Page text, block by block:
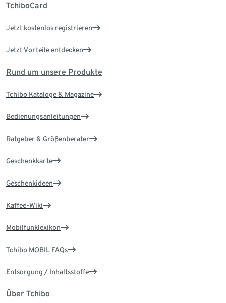
TchiboCard
Jetzt kostenlos registrieren
Jetzt Vorteile entdecken
Rund um unsere Produkte
Tchibo Kataloge & Magazine
Bedienungsanleitungen
Ratgeber & Größenberater
Geschenkkarte
Geschenkideen
Kaffee-Wiki
Mobilfunklexikon
Tchibo MOBIL FAQs
Entsorgung / Inhaltsstoffe
Über Tchibo